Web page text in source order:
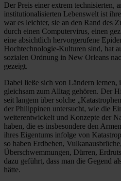
Der Preis einer extrem technisierten,
institutionalisierten Lebenswelt ist
war es leichter, sie an den Rand des
durch einen Computervirus, einen
eine absichtlich hervorgerufene
Hochtechnologie-Kulturen sind, hat
sozialen Ordnung in New Orleans
gezeigt.
Dabei ließe sich von Ländern lernen,
gleichsam zum Alltag gehören. Der
seit langem über solche
der Philippinen untersucht, wie die
weiterentwickelt und Konzepte der
haben, die es insbesondere den
ihres Eigentums infolge von
so haben Erdbeben,
Überschwemmungen, Dürren,
dazu geführt, dass man die Gegend
hätte.